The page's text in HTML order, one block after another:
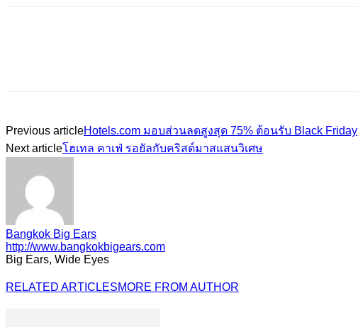
Previous articleHotels.com มอบส่วนลดสูงสุด 75% ต้อนรับ Black Friday
Next articleโฮเทล คาเฟ่ รอยัลกับคริสต์มาสแสนวิเศษ
Bangkok Big Ears
http://www.bangkokbigears.com
Big Ears, Wide Eyes
RELATED ARTICLESMORE FROM AUTHOR